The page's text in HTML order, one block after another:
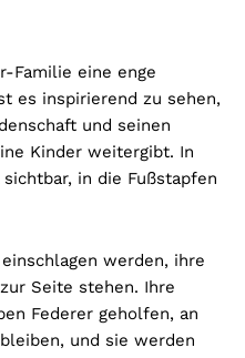
Familie eine enge
es inspirierend zu sehen,
und seinen
Kinder weitergibt. In
in die Fußstapfen
werden, ihre
Seite stehen. Ihre
Federer geholfen, an
und sie werden